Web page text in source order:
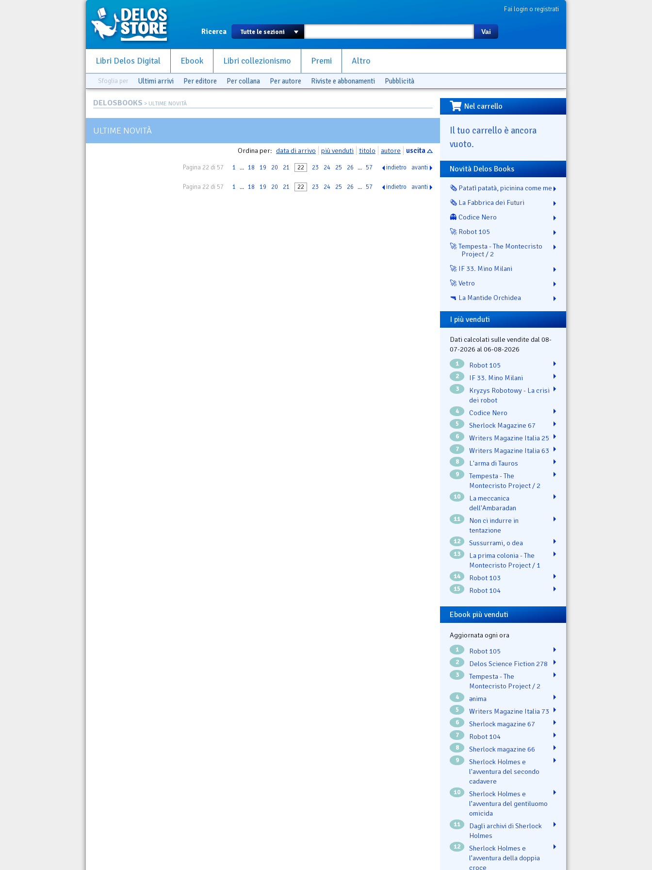
Fai login o registrati
Ricerca Vai
Libri Delos Digital Ebook Libri collezionismo Premi Altro
Sfoglia per Ultimi arrivi Per editore Per collana Per autore Riviste e abbonamenti Pubblicità
DELOSBOOKS > ULTIME NOVITÀ
ULTIME NOVITÀ
Ordina per: data di arrivo più venduti titolo autore uscita
Pagina 22 di 57 1 ... 18 19 20 21 22 23 24 25 26 ... 57 indietro avanti
Pagina 22 di 57 1 ... 18 19 20 21 22 23 24 25 26 ... 57 indietro avanti
Nel carrello
Il tuo carrello è ancora
vuoto.
Novità Delos Books
🗞️ Patatì patatà, picinina come me
🗞️ La Fabbrica dei Futuri
👻 Codice Nero
🚀 Robot 105
🚀 Tempesta - The Montecristo
Project / 2
🚀 IF 33. Mino Milani
🚀 Vetro
🔫 La Mantide Orchidea
I più venduti
Dati calcolati sulle vendite dal 08-
07-2026 al 06-08-2026
1 Robot 105
2 IF 33. Mino Milani
3
Kryzys Robotowy - La crisi
dei robot
4 Codice Nero
5 Sherlock Magazine 67
6 Writers Magazine Italia 25
7 Writers Magazine Italia 63
8 L'arma di Tauros
9
Tempesta - The
Montecristo Project / 2
10
La meccanica
dell'Ambaradan
11
Non ci indurre in
tentazione
12 Sussurrami, o dea
13
La prima colonia - The
Montecristo Project / 1
14 Robot 103
15 Robot 104
Ebook più venduti
Aggiornata ogni ora
1 Robot 105
2 Delos Science Fiction 278
3
Tempesta - The
Montecristo Project / 2
4 ənima
5 Writers Magazine Italia 73
6 Sherlock magazine 67
7 Robot 104
8 Sherlock magazine 66
9
Sherlock Holmes e
l'avventura del secondo
cadavere
10
Sherlock Holmes e
l’avventura del gentiluomo
omicida
11
Dagli archivi di Sherlock
Holmes
12
Sherlock Holmes e
l’avventura della doppia
croce